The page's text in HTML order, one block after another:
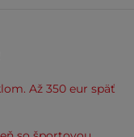
Až 350 eur späť